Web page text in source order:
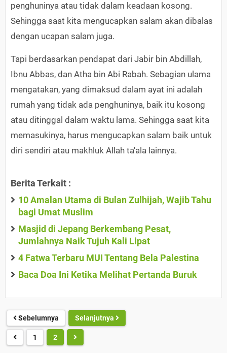
penghuninya atau tidak dalam keadaan kosong.
Sehingga saat kita mengucapkan salam akan dibalas
dengan ucapan salam juga.
Tapi berdasarkan pendapat dari Jabir bin Abdillah,
Ibnu Abbas, dan Atha bin Abi Rabah. Sebagian ulama
mengatakan, yang dimaksud dalam ayat ini adalah
rumah yang tidak ada penghuninya, baik itu kosong
atau ditinggal dalam waktu lama. Sehingga saat kita
memasukinya, harus mengucapkan salam baik untuk
diri sendiri atau makhluk Allah ta'ala lainnya.
Berita Terkait :
10 Amalan Utama di Bulan Zulhijah, Wajib Tahu
bagi Umat Muslim
Masjid di Jepang Berkembang Pesat,
Jumlahnya Naik Tujuh Kali Lipat
4 Fatwa Terbaru MUI Tentang Bela Palestina
Baca Doa Ini Ketika Melihat Pertanda Buruk
Sebelumnya Selanjutnya
1 2